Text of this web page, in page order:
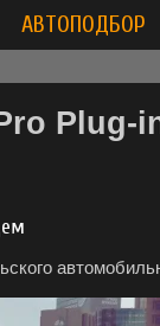
АВТОПОДБОР
Plug-